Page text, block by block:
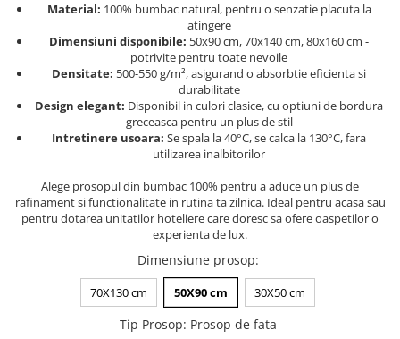
Artificiala De Iepure, 6 Piese, 2
Set Lenjerie Pat Blanita Iepure, 6
Lenjerii De Pat Premium Collection
Set Lenjerie De Pat, 7 Piese, Cu
Pilota / Cuvertura Inclusa
Set Lenjerie De Pat Jacquard Regal,
11 Piese, Cuvertura Inclusa
Lenjerii Damasc Egiptean King Size
Lenjerii De Pat, Finet Premium, 1
Lenjerii De Pat Damasc 1 Persoana
Material: 100% bumbac natural, pentru o senzatie placuta la
atingere
Dimensiuni disponibile: 50x90 cm, 70x140 cm, 80x160 cm -
potrivite pentru toate nevoile
Densitate: 500-550 g/m², asigurand o absorbtie eficienta si
durabilitate
Design elegant: Disponibil in culori clasice, cu optiuni de bordura
greceasca pentru un plus de stil
Intretinere usoara: Se spala la 40°C, se calca la 130°C, fara
utilizarea inalbitorilor
Alege prosopul din bumbac 100% pentru a aduce un plus de
rafinament si functionalitate in rutina ta zilnica. Ideal pentru acasa sau
pentru dotarea unitatilor hoteliere care doresc sa ofere oaspetilor o
experienta de lux.
Dimensiune prosop:
70X130 cm 50X90 cm 30X50 cm
Tip Prosop: Prosop de fata